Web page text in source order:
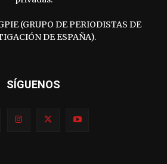
(GRUPO DE PERIODISTAS DE
DE ESPAÑA).
SÍGUENOS